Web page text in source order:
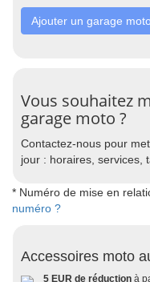
Ajouter un garage
Vous souhaitez
garage moto ?
Contactez-nous pour
jour : horaires, services,
* Numéro de mise en
numéro ?
Accessoires moto
5 EUR de réduction à